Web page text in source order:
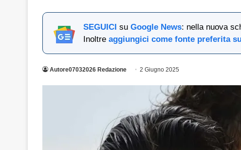
SEGUICI su Google News: nella nuova
Inoltre aggiungici come fonte preferita
Autore07032026 Redazione 2 Giugno 2025